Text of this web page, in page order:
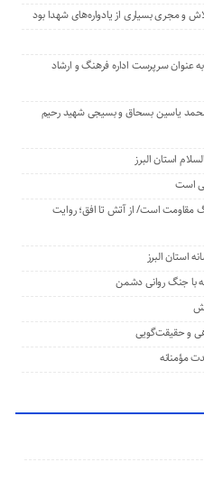
و مجری بسیاری از یادواره‌های شهدا بود
عنوان سرپرست اداره فرهنگ و ارشاد
محمد یاسین بسحاق و بسیجی شهید رحیم
استان البرز
است
مقاومت است/ از آتش تا افق؛ روایت
استان البرز
با جنگ روانی دشمن
و حقیقت‌گویی
مؤمنانه